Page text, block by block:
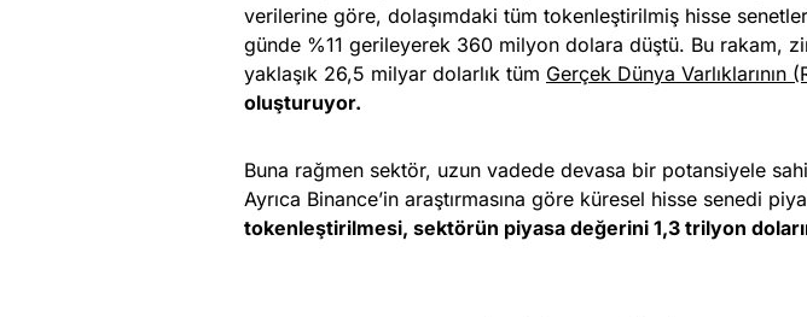
verilerine göre, dolaşımdaki tüm tokenleştirilmiş hisse
günde %11 gerileyerek 360 milyon dolara düştü. Bu rakam,
yaklaşık 26,5 milyar dolarlık tüm Gerçek Dünya Varlıklarının
oluşturuyor.
Buna rağmen sektör, uzun vadede devasa bir potansiyele
Ayrıca Binance’in araştırmasına göre küresel hisse senedi
tokenleştirilmesi, sektörün piyasa değerini 1,3 trilyon